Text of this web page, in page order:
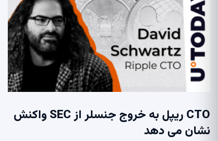
CTO ریپل به خروج جنسلر از SEC واکنش
نشان می دهد